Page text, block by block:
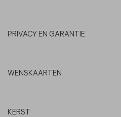
PRIVACY EN GARANTIE
WENSKAARTEN
KERST